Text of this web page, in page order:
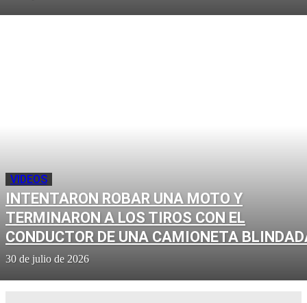
VIDEOS
INTENTARON ROBAR UNA MOTO Y
TERMINARON A LOS TIROS CON EL
CONDUCTOR DE UNA CAMIONETA
30 de julio de 2026